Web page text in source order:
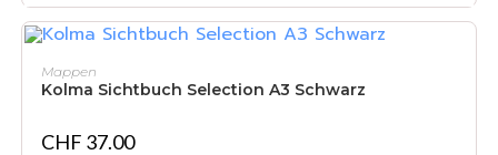
Mappen
Kolma Sichtbuch Selection A3 Schwarz
CHF 37.00